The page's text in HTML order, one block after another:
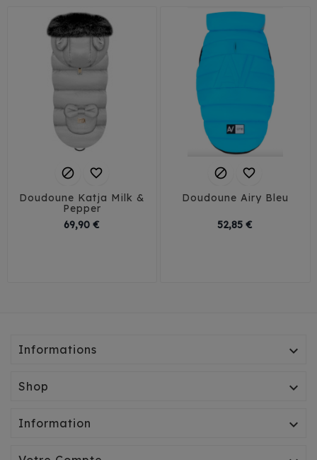
 
Doudoune Katja Milk &
Pepper
69,90 €
 
Doudoune Airy Bleu
52,85 €
Informations 
Shop 
Information 